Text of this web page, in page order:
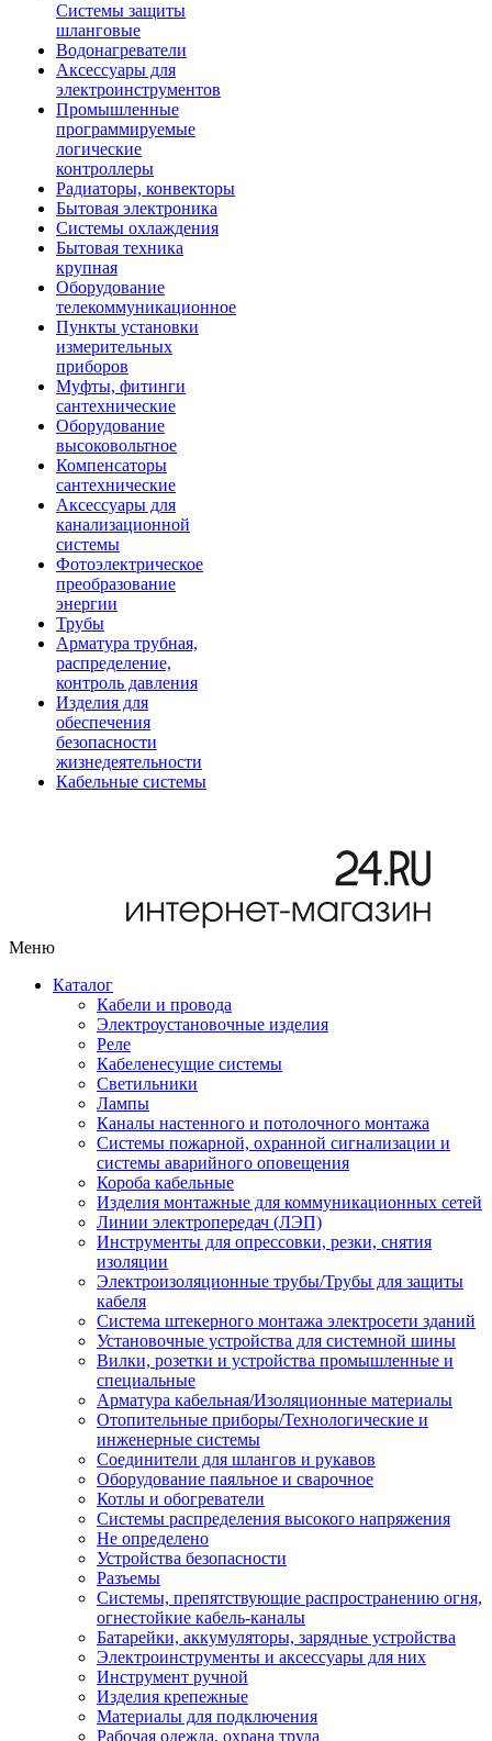
Системы защиты
шланговые
Водонагреватели
Аксессуары для
электроинструментов
Промышленные
программируемые
логические
контроллеры
Радиаторы, конвекторы
Бытовая электроника
Системы охлаждения
Бытовая техника
крупная
Оборудование
телекоммуникационное
Пункты установки
измерительных
приборов
Муфты, фитинги
сантехнические
Оборудование
высоковольтное
Компенсаторы
сантехнические
Аксессуары для
канализационной
системы
Фотоэлектрическое
преобразование
энергии
Трубы
Арматура трубная,
распределение,
контроль давления
Изделия для
обеспечения
безопасности
жизнедеятельности
Кабельные системы
Меню
Каталог
Кабели и провода
Электроустановочные изделия
Реле
Кабеленесущие системы
Светильники
Лампы
Каналы настенного и потолочного монтажа
Системы пожарной, охранной сигнализации и
системы аварийного оповещения
Короба кабельные
Изделия монтажные для коммуникационных сетей
Линии электропередач (ЛЭП)
Инструменты для опрессовки, резки, снятия
изоляции
Электроизоляционные трубы/Трубы для защиты
кабеля
Система штекерного монтажа электросети зданий
Установочные устройства для системной шины
Вилки, розетки и устройства промышленные и
специальные
Арматура кабельная/Изоляционные материалы
Отопительные приборы/Технологические и
инженерные системы
Соединители для шлангов и рукавов
Оборудование паяльное и сварочное
Котлы и обогреватели
Системы распределения высокого напряжения
Не определено
Устройства безопасности
Разъемы
Системы, препятствующие распространению огня,
огнестойкие кабель-каналы
Батарейки, аккумуляторы, зарядные устройства
Электроинструменты и аксессуары для них
Инструмент ручной
Изделия крепежные
Материалы для подключения
Рабочая одежда, охрана труда